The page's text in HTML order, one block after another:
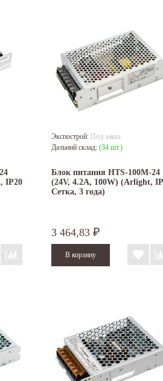
IP20
Экспострой: Под заказ
Дальний склад: (34 шт.)
Блок питания HTS-100M-24
(24V, 4.2A, 100W) (Arlight,
Сетка, 3 года)
3 464,83 ₽